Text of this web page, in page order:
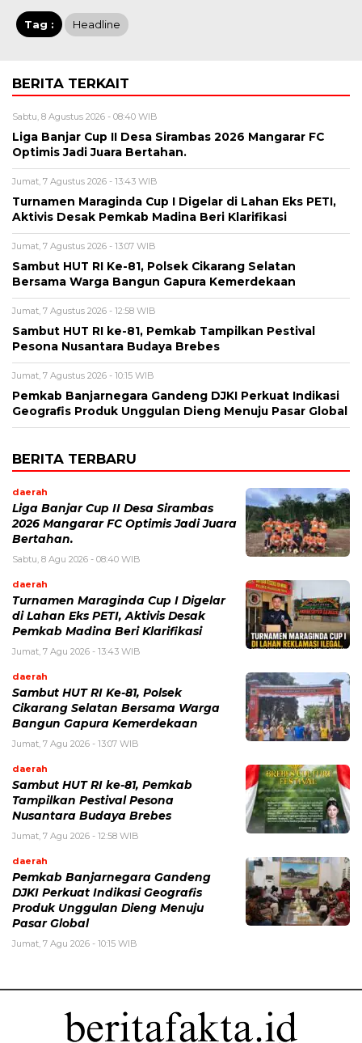
Tag : Headline
BERITA TERKAIT
Sabtu, 8 Agustus 2026 - 08:40 WIB
Liga Banjar Cup II Desa Sirambas 2026 Mangarar FC
Optimis Jadi Juara Bertahan.
Jumat, 7 Agustus 2026 - 13:43 WIB
Turnamen Maraginda Cup I Digelar di Lahan Eks PETI,
Aktivis Desak Pemkab Madina Beri Klarifikasi
Jumat, 7 Agustus 2026 - 13:07 WIB
Sambut HUT RI Ke-81, Polsek Cikarang Selatan
Bersama Warga Bangun Gapura Kemerdekaan
Jumat, 7 Agustus 2026 - 12:58 WIB
Sambut HUT RI ke-81, Pemkab Tampilkan Pestival
Pesona Nusantara Budaya Brebes
Jumat, 7 Agustus 2026 - 10:15 WIB
Pemkab Banjarnegara Gandeng DJKI Perkuat Indikasi
Geografis Produk Unggulan Dieng Menuju Pasar Global
BERITA TERBARU
daerah
Liga Banjar Cup II Desa Sirambas
2026 Mangarar FC Optimis Jadi Juara
Bertahan.
Sabtu, 8 Agu 2026 - 08:40 WIB
daerah
Turnamen Maraginda Cup I Digelar
di Lahan Eks PETI, Aktivis Desak
Pemkab Madina Beri Klarifikasi
Jumat, 7 Agu 2026 - 13:43 WIB
daerah
Sambut HUT RI Ke-81, Polsek
Cikarang Selatan Bersama Warga
Bangun Gapura Kemerdekaan
Jumat, 7 Agu 2026 - 13:07 WIB
daerah
Sambut HUT RI ke-81, Pemkab
Tampilkan Pestival Pesona
Nusantara Budaya Brebes
Jumat, 7 Agu 2026 - 12:58 WIB
daerah
Pemkab Banjarnegara Gandeng
DJKI Perkuat Indikasi Geografis
Produk Unggulan Dieng Menuju
Pasar Global
Jumat, 7 Agu 2026 - 10:15 WIB